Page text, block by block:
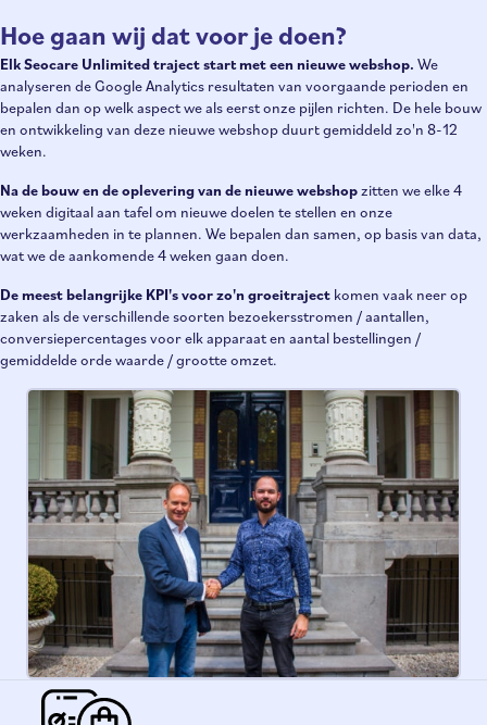
Hoe gaan wij dat voor je doen?
Elk Seocare Unlimited traject start met een nieuwe webshop. We
analyseren de Google Analytics resultaten van voorgaande perioden en
bepalen dan op welk aspect we als eerst onze pijlen richten. De hele bouw
en ontwikkeling van deze nieuwe webshop duurt gemiddeld zo'n 8-12
weken.
Na de bouw en de oplevering van de nieuwe webshopzitten we elke 4
weken digitaal aan tafel om nieuwe doelen te stellen en onze
werkzaamheden in te plannen. We bepalen dan samen, op basis van data,
wat we de aankomende 4 weken gaan doen.
De meest belangrijke KPI's voor zo'n groeitraject komen vaak neer op
zaken als de verschillende soorten bezoekersstromen / aantallen,
conversiepercentages voor elk apparaat en aantal bestellingen /
gemiddelde orde waarde / grootte omzet.